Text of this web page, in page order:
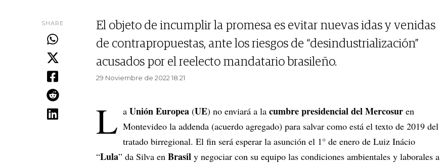
SHARE
El objeto de incumplir la promesa es evitar nuevas idas y venidas
de contrapropuestas, ante los riesgos de “desindustrialización”
acusados por el reelecto mandatario brasileño.
29 Noviembre de 2022 18.21
L a Unión Europea (UE) no enviará a la cumbre presidencial del Mercosur en
Montevideo la addenda (acuerdo agregado) para salvar como está el texto de 2019 del
tratado birregional. El fin será esperar la asunción el 1° de enero de Luiz Inácio
“Lula” da Silva en Brasil y negociar con su equipo las condiciones ambientales y laborales a